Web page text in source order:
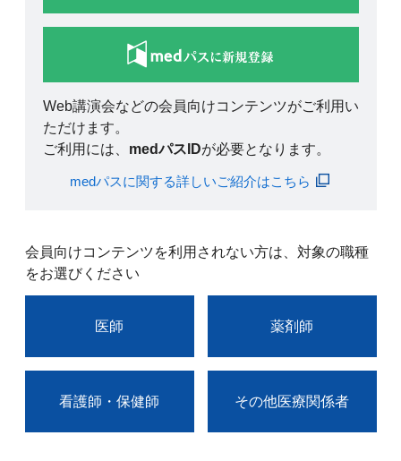
Web講演会などの会員向けコンテンツがご利用い
ただけます。
ご利用には、 medパスIDが必要となります。
medパスに関する詳しいご紹介はこちら
会員向けコンテンツを利用されない方は、対象の職種
をお選びください
医師 薬剤師
看護師・保健師 その他医療関係者